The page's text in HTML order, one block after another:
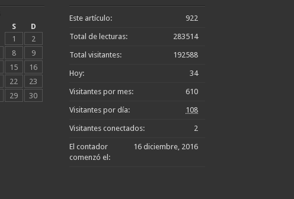
S D
1
2
8
9
15
16
22
23
29
30
922
Este artículo:
283514
Total de lecturas:
192588
Total visitantes:
34
Hoy:
610
Visitantes por mes:
108
Visitantes por día:
2
Visitantes conectados:
16 diciembre, 2016
El contador
comenzó el: